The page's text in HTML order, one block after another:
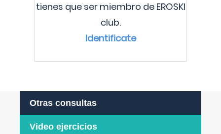
tienes que ser miembro de EROSKI
club.
Identificate
Otras consultas
Video ejercicios